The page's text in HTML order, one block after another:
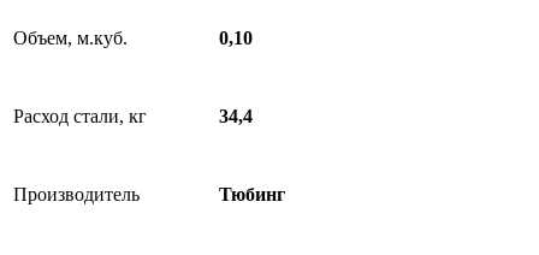
Объем, м.куб. 0,10
Расход стали, кг 34,4
Производитель Тюбинг